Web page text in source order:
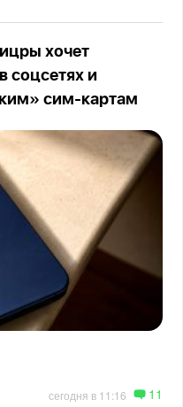
хочет
соцсетях и
сим-картам
сегодня в 11:16 11